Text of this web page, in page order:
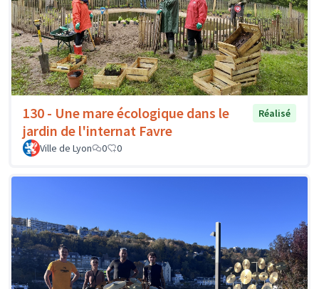
130 - Une mare écologique dans le
jardin de l'internat Favre
Réalisé
Ville de Lyon 0 0